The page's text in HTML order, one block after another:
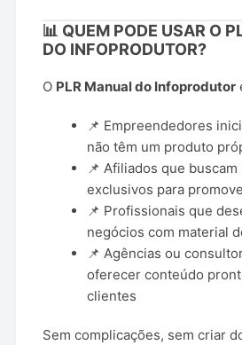
📊 QUEM PODE USAR O
DO INFOPRODUTOR?
O PLR Manual do Infoprodutor
📌 Empreendedores
não têm um produto
📌 Afiliados que
exclusivos para
📌 Profissionais que
negócios com material
📌 Agências ou
oferecer conteúdo
clientes
Sem complicações, sem criar